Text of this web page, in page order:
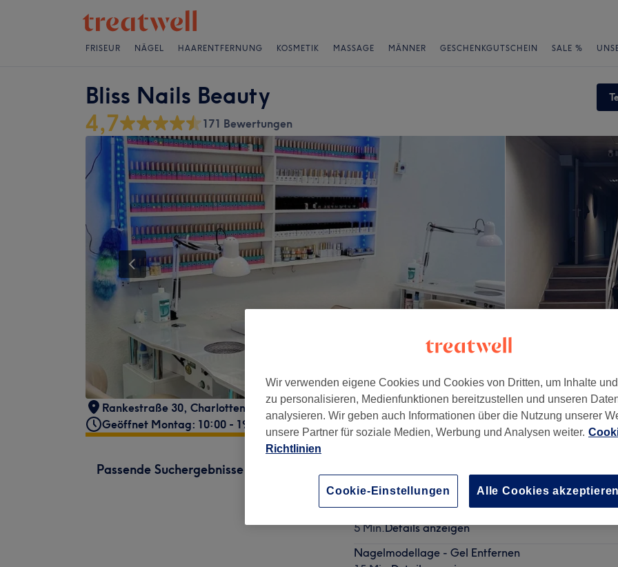
FRISEUR NÄGEL HAARENTFERNUNG KOSMETIK MASSAGE MÄNNER GESCHENKGUTSCHEIN SALE %
Bliss Nails Beauty
4,7 171 Bewertungen
Rankestraße 30, Charlottenburg-Wilmersdorf, Berlin , 10789
Geöffnet Montag: 10:00 - 19:00
Passende Suchergebnisse
20 Min. - 35 Min.Details anzeigen
Strasssteine
5 Min.Details anzeigen
Nagelmodellage - Gel Entfernen
Wir verwenden eigene Cookies und Cookies von Dritten, um Inhalte
zu personalisieren, Medienfunktionen bereitzustellen und unseren
analysieren. Wir geben auch Informationen über die Nutzung unserer
unsere Partner für soziale Medien, Werbung und Analysen weiter.
Richtlinien
Cookie-Einstellungen Alle Cookies akzeptieren